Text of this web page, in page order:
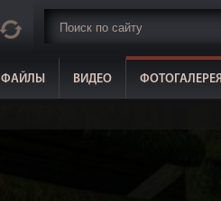
ФАЙЛЫ ВИДЕО ФОТОГАЛЕРЕЯ